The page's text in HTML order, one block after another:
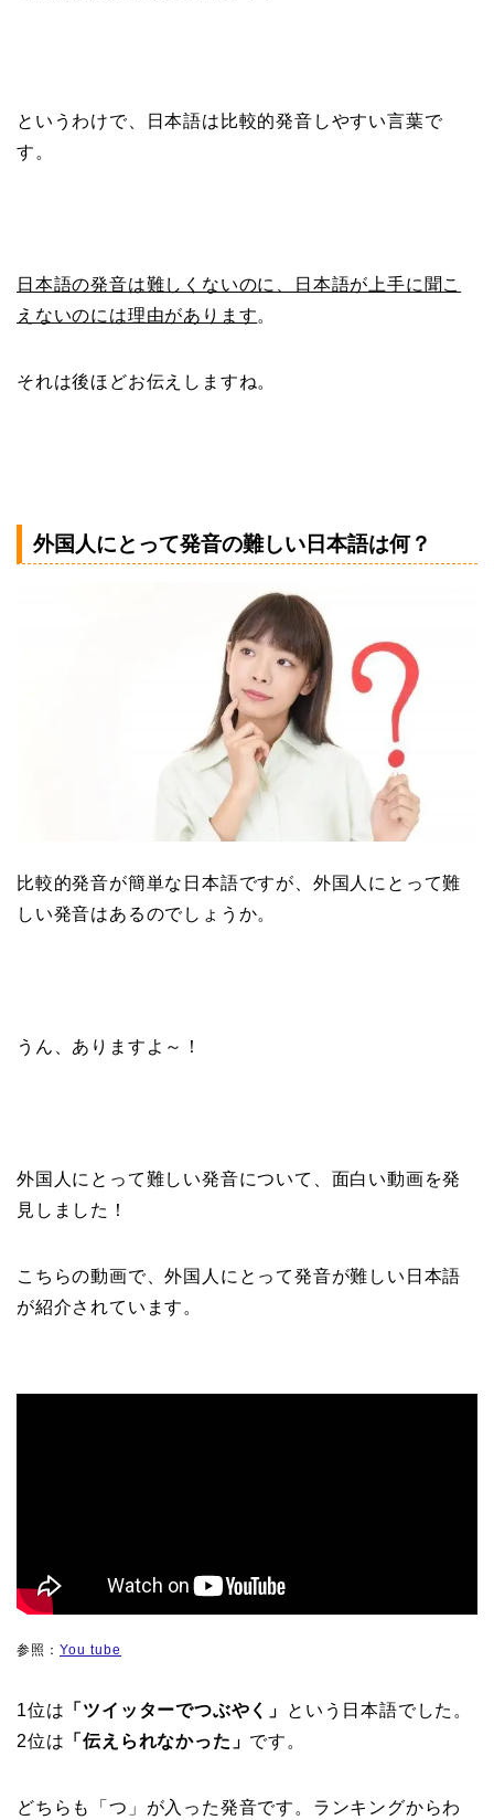
というわけで、日本語は比較的発音しやすい言葉で
す。
日本語の発音は難しくないのに、日本語が上手に聞こ
えないのには理由があります。
それは後ほどお伝えしますね。
外国人にとって発音の難しい日本語は何？
比較的発音が簡単な日本語ですが、外国人にとって難
しい発音はあるのでしょうか。
うん、ありますよ～！
外国人にとって難しい発音について、面白い動画を発
見しました！
こちらの動画で、外国人にとって発音が難しい日本語
が紹介されています。
参照： You tube
1位は 「ツイッターでつぶやく」
という日本語でした。
2位は 「伝えられなかった」 です。
どちらも「つ」が入った発音です。ランキングからわ